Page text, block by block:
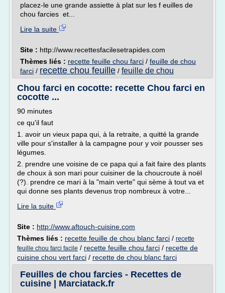
placez-le une grande assiette à plat sur les f euilles de
chou farcies et...
Lire la suite
Site : http://www.recettesfacilesetrapides.com
Thèmes liés : recette feuille chou farci / feuille de chou
farci / recette chou feuille / feuille de chou
Chou farci en cocotte: recette Chou farci en
cocotte ...
90 minutes
ce qu'il faut
1. avoir un vieux papa qui, à la retraite, a quitté la grande
ville pour s'installer à la campagne pour y voir pousser ses
légumes.
2. prendre une voisine de ce papa qui a fait faire des plants
de choux à son mari pour cuisiner de la choucroute à noël
(?). prendre ce mari à la "main verte" qui sème à tout va et
qui donne ses plants devenus trop nombreux à votre...
Lire la suite
Site : http://www.aftouch-cuisine.com
Thèmes liés : recette feuille de chou blanc farci / recette
feuille chou farci facile / recette feuille chou farci / recette de
cuisine chou vert farci / recette de chou blanc farci
Feuilles de chou farcies - Recettes de
cuisine | Marciatack.fr